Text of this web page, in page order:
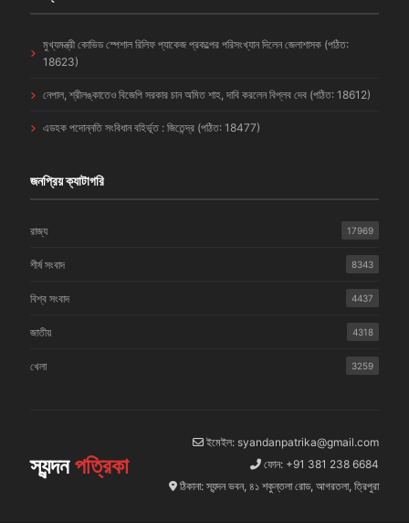
মুখ্যমন্ত্রী কোভিড স্পেশাল রিলিফ প্যাকেজ প্রকল্পের পরিসংখ্যান দিলেন জেলাশাসক (পঠিত:
18623)
নেপাল, শ্রীলঙ্কাতেও বিজেপি সরকার চান অমিত শাহ, দাবি করলেন বিপ্লব দেব (পঠিত: 18612)
এডহক পদোন্নতি সংবিধান বহির্ভূত : জিতেন্দ্র (পঠিত: 18477)
জনপ্রিয় ক্যাটাগরি
রাজ্য 17969
শীর্ষ সংবাদ 8343
বিশ্ব সংবাদ 4437
জাতীয় 4318
খেলা 3259
স্যন্দনপত্রিকা
ইমেইল: syandanpatrika@gmail.com
ফোন: +91 381 238 6684
ঠিকানা: স্যন্দন ভবন, ৪১ শকুন্তলা রোড, আগরতলা, ত্রিপুরা